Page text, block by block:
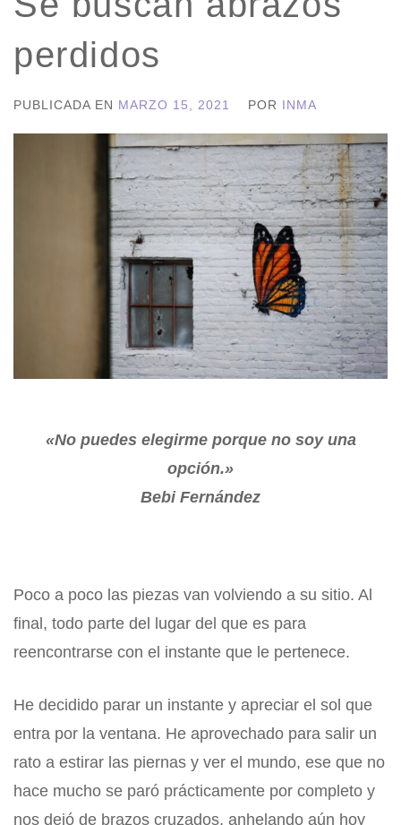
perdidos
PUBLICADA EN MARZO 15, 2021 POR INMA
«No puedes elegirme porque no soy una
opción.»
Bebi Fernández
Poco a poco las piezas van volviendo a su sitio. Al
final, todo parte del lugar del que es para
reencontrarse con el instante que le pertenece.
He decidido parar un instante y apreciar el sol que
entra por la ventana. He aprovechado para salir un
rato a estirar las piernas y ver el mundo, ese que no
hace mucho se paró prácticamente por completo y
nos dejó de brazos cruzados, anhelando aún hoy